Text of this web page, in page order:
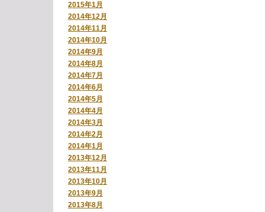
2015年1月
2014年12月
2014年11月
2014年10月
2014年9月
2014年8月
2014年7月
2014年6月
2014年5月
2014年4月
2014年3月
2014年2月
2014年1月
2013年12月
2013年11月
2013年10月
2013年9月
2013年8月